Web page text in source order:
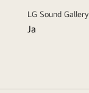
LG Sound Gallery
Ja